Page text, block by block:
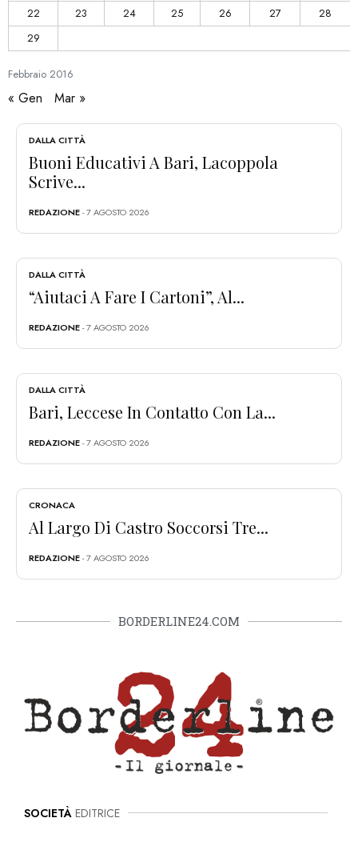
Febbraio 2016
22
23 24 25 26 27
28
29
« Gen Mar »
DALLA CITTÀ
Buoni Educativi A Bari, Lacoppola
Scrive...
REDAZIONE- 7 AGOSTO 2026
DALLA CITTÀ
“Aiutaci A Fare I Cartoni”, Al...
REDAZIONE- 7 AGOSTO 2026
DALLA CITTÀ
Bari, Leccese In Contatto Con La...
REDAZIONE- 7 AGOSTO 2026
CRONACA
Al Largo Di Castro Soccorsi Tre...
REDAZIONE- 7 AGOSTO 2026
BORDERLINE24.COM
SOCIETÀ EDITRICE